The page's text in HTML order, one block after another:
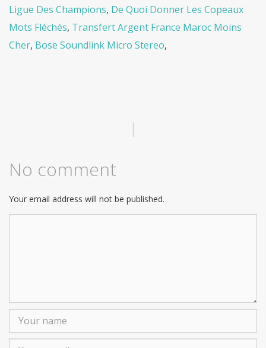
Ligue Des Champions, De Quoi Donner Les Copeaux
Mots Fléchés, Transfert Argent France Maroc Moins
Cher, Bose Soundlink Micro Stereo,
|
No comment
Your email address will not be published.